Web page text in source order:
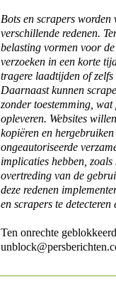
Bots en scrapers worden
verschillende redenen.
belasting vormen voor
verzoeken in een korte
tragere laadtijden of
Daarnaast kunnen
zonder toestemming,
opleveren. Websites
kopiëren en
ongeautoriseerde
implicaties hebben,
overtreding van de
deze redenen
en scrapers te detecteren
Ten onrechte